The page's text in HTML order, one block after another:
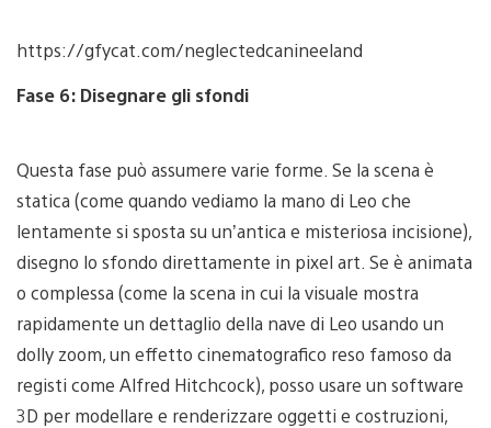
https://gfycat.com/neglectedcanineeland
Fase 6: Disegnare gli sfondi
Questa fase può assumere varie forme. Se la scena è
statica (come quando vediamo la mano di Leo che
lentamente si sposta su un’antica e misteriosa incisione),
disegno lo sfondo direttamente in pixel art. Se è animata
o complessa (come la scena in cui la visuale mostra
rapidamente un dettaglio della nave di Leo usando un
dolly zoom, un effetto cinematografico reso famoso da
registi come Alfred Hitchcock), posso usare un software
3D per modellare e renderizzare oggetti e costruzioni,